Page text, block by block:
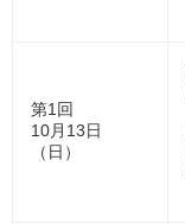
第1回
10月13日
（日）